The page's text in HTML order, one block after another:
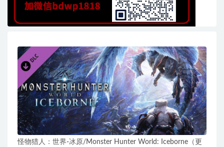
怪物猎人：世界-冰原/Monster Hunter World: Iceborne（更